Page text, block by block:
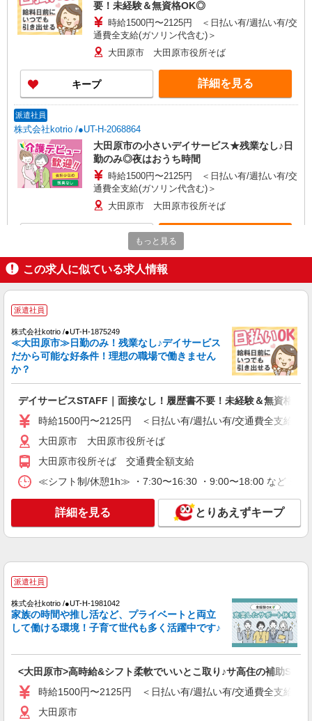
要！未経験＆無資格OK◎
時給1500円〜2125円 ＜日払い有/週払い有/交
通費全支給(ガソリン代含む)＞
大田原市 大田原市役所そば
キープ 詳細を見る
派遣社員
株式会社kotrio /●UT-H-2068864
大田原市の小さいデイサービス★残業なし♪日
勤のみ◎夜はおうち時間
時給1500円〜2125円 ＜日払い有/週払い有/交
通費全支給(ガソリン代含む)＞
大田原市 大田原市役所そば
派遣社員
株式会社kotrio /●UT-H-1733485
時給1500円〜2125円 ＜日払い有/週払い有/交
通費全支給(ガソリン代含む)＞
大田原市内多数 マイカー通勤OK
派遣社員
株式会社kotrio /●UT-H-1981042
♪サ高住の補助STAFF
時給1500円〜2125円 ＜日払い有/週払い有/交
大田原市
派遣社員
株式会社kotrio /●UT-H-2094130
未経験大歓迎のデイサービスSTAFF＊運転で
きる方求む！大田原市
時給1500円〜2125円 ＜日払い有/週払い有/交
大田原市
キープ 詳細を見る
もっと見る
この求人に似ている求人情報
派遣社員
株式会社kotrio /●UT-H-1875249
≪大田原市≫日勤のみ！残業なし♪デイサービス
だから可能な好条件！理想の職場で働きません
か？
デイサービスSTAFF｜面接なし！履歴書不要！未経験＆無資格
時給1500円〜2125円 ＜日払い有/週払い有/交通費全支給(ガ
大田原市 大田原市役所そば
大田原市役所そば 交通費全額支給
≪シフト制/休憩1h≫ ・7:30〜16:30 ・9:00〜18:00 など ※残
詳細を見る とりあえずキープ
派遣社員
株式会社kotrio /●UT-H-1981042
家族の時間や推し活など、プライベートと両立
して働ける環境！子育て世代も多く活躍中です♪
<大田原市>高時給&シフト柔軟でいいとこ取り♪サ高住の補助
時給1500円〜2125円 ＜日払い有/週払い有/交通費全支給(ガ
大田原市